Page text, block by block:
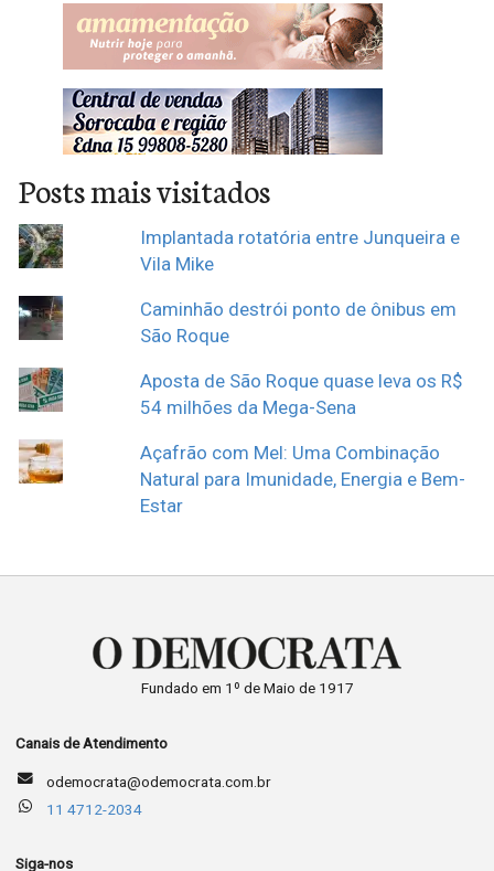
Posts mais visitados
Implantada rotatória entre Junqueira e
Vila Mike
Caminhão destrói ponto de ônibus em
São Roque
Aposta de São Roque quase leva os R$
54 milhões da Mega-Sena
Açafrão com Mel: Uma Combinação
Natural para Imunidade, Energia e Bem-
Estar
Fundado em 1º de Maio de 1917
Canais de Atendimento
odemocrata@odemocrata.com.br
11 4712-2034
Siga-nos